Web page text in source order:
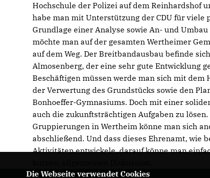
Hochschule der Polizei auf dem Reinhardshof
habe man mit Unterstützung der CDU für viele
Grundlage einer Analyse sowie An- und
möchte man auf der gesamten Wertheimer
auf dem Weg. Der Breitbandausbau befinde
Almosenberg, der eine sehr gute Entwicklung
Beschäftigen müssen werde man sich mit
der Verwertung des Grundstücks sowie den
Bonhoeffer-Gymnasiums. Doch mit einer
auch die zukunftsträchtigen Aufgaben zu
Gruppierungen in Wertheim könne man sich
abschließend. Und dass dieses Ehrenamt, wie
Aktivitäten entwickele, darauf könne man
Die Webseite verwendet Cookies